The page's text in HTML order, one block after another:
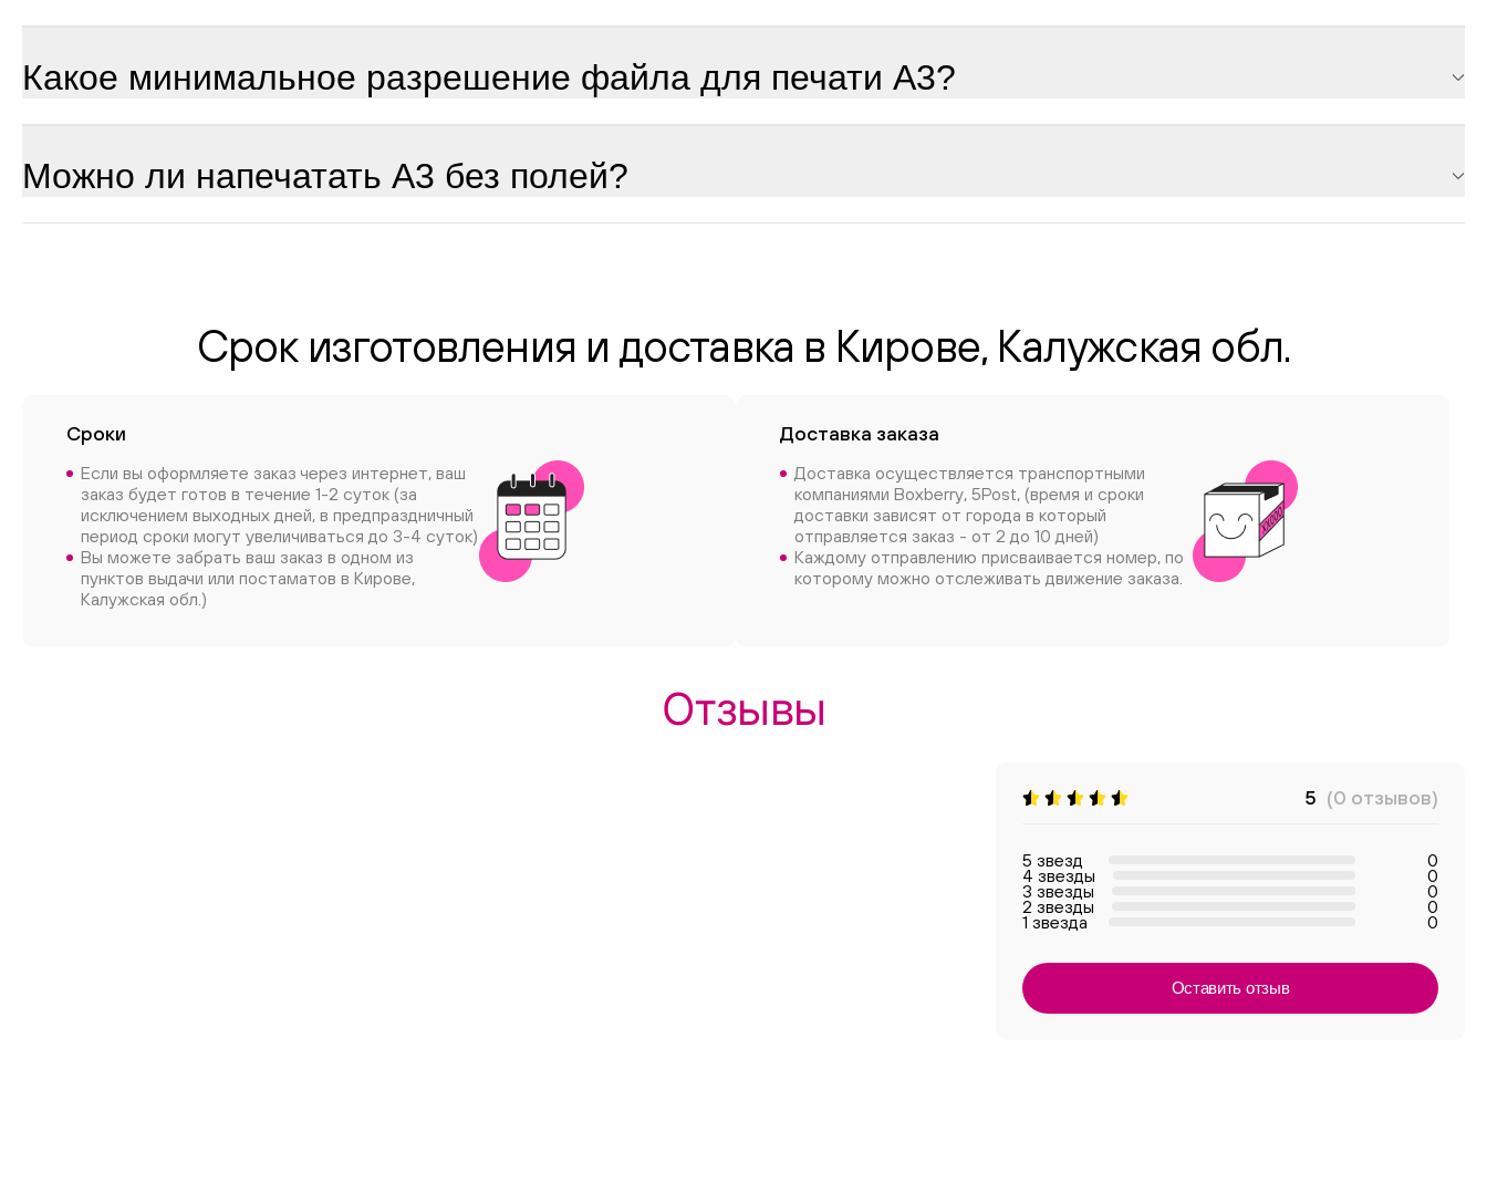
Какое минимальное разрешение файла для печати А3?
Можно ли напечатать А3 без полей?
Срок изготовления и доставка в Кирове, Калужская обл.
Сроки
Если вы оформляете заказ через интернет, ваш
заказ будет готов в течение 1-2 суток (за
исключением выходных дней, в предпраздничный
период сроки могут увеличиваться до 3-4 суток)
Вы можете забрать ваш заказ в одном из
пунктов выдачи или постаматов в Кирове,
Калужская обл.)
Доставка заказа
Доставка осуществляется транспортными
компаниями Boxberry, 5Post, (время и сроки
доставки зависят от города в который
отправляется заказ - от 2 до 10 дней)
Каждому отправлению присваивается номер, по
которому можно отслеживать движение заказа.
Отзывы
5 (0 отзывов)
5 звезд 0
4 звезды 0
3 звезды 0
2 звезды 0
1 звезда 0
Оставить отзыв